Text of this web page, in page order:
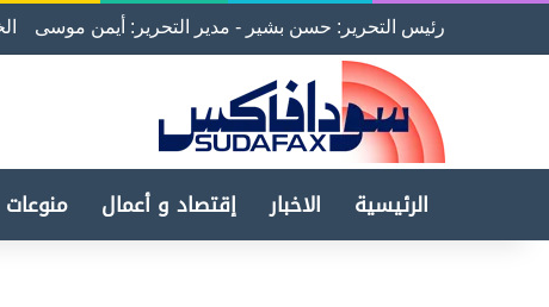
رئيس التحرير: حسن بشير - مدير التحرير: أيمن موسى
الرئيسية الاخبار إقتصاد و أعمال منوعات